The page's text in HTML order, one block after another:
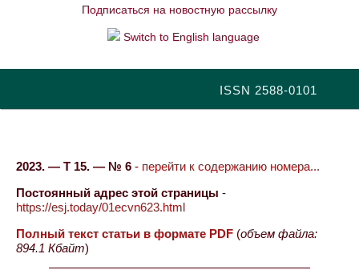
Подписаться на новостную рассылку
Switch to English language
ISSN 2588-0101
2023. — Т 15. — № 6 - перейти к содержанию номера...
Постоянный адрес этой страницы -
https://esj.today/01ecvn623.html
Полный текст статьи в формате PDF (объем файла:
894.1 Кбайт)